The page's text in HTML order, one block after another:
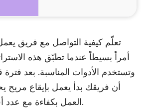
تعلّم كيفية التواصل مع فريق
أمراً بسيطاً عندما تطبّق هذه
وتستخدم الأدوات المناسبة. بعد
أن فريقك بدأ يعمل بإيقاع مريح
العمل بكفاءة مع عدد أقل من العوائق.